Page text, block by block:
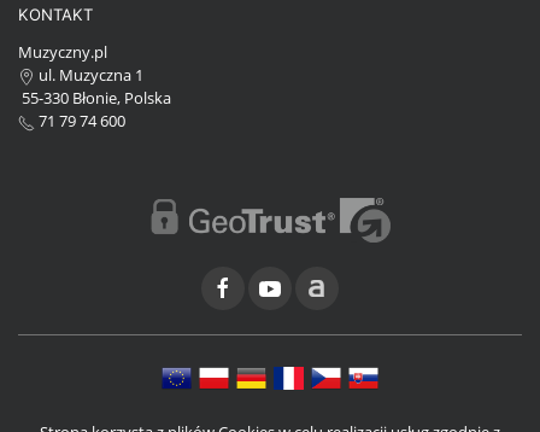
KONTAKT
Muzyczny.pl
ul. Muzyczna 1
55-330 Błonie, Polska
71 79 74 600